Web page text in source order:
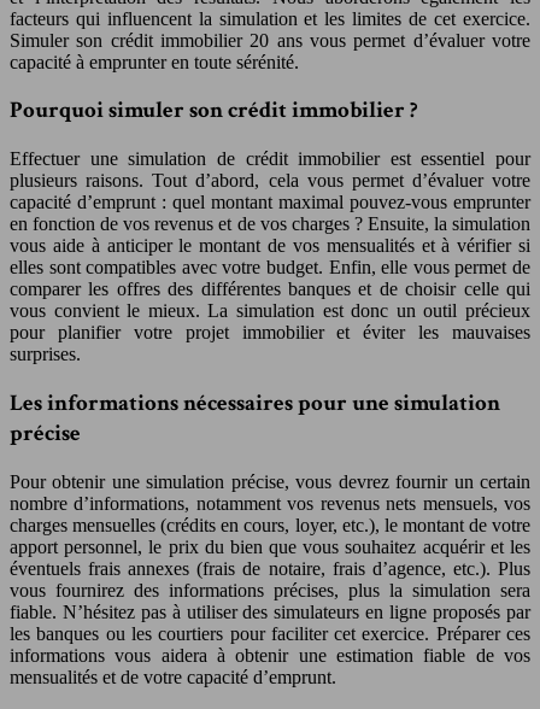
facteurs qui influencent la simulation et les limites de cet exercice.
Simuler son crédit immobilier 20 ans vous permet d’évaluer votre
capacité à emprunter en toute sérénité.
Pourquoi simuler son crédit immobilier ?
Effectuer une simulation de crédit immobilier est essentiel pour
plusieurs raisons. Tout d’abord, cela vous permet d’évaluer votre
capacité d’emprunt : quel montant maximal pouvez-vous emprunter
en fonction de vos revenus et de vos charges ? Ensuite, la simulation
vous aide à anticiper le montant de vos mensualités et à vérifier si
elles sont compatibles avec votre budget. Enfin, elle vous permet de
comparer les offres des différentes banques et de choisir celle qui
vous convient le mieux. La simulation est donc un outil précieux
pour planifier votre projet immobilier et éviter les mauvaises
surprises.
Les informations nécessaires pour une simulation
précise
Pour obtenir une simulation précise, vous devrez fournir un certain
nombre d’informations, notamment vos revenus nets mensuels, vos
charges mensuelles (crédits en cours, loyer, etc.), le montant de votre
apport personnel, le prix du bien que vous souhaitez acquérir et les
éventuels frais annexes (frais de notaire, frais d’agence, etc.). Plus
vous fournirez des informations précises, plus la simulation sera
fiable. N’hésitez pas à utiliser des simulateurs en ligne proposés par
les banques ou les courtiers pour faciliter cet exercice. Préparer ces
informations vous aidera à obtenir une estimation fiable de vos
mensualités et de votre capacité d’emprunt.